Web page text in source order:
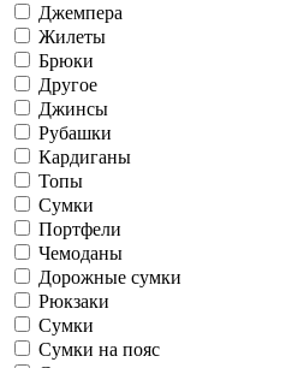
Джемпера
Жилеты
Брюки
Другое
Джинсы
Рубашки
Кардиганы
Топы
Сумки
Портфели
Чемоданы
Дорожные сумки
Рюкзаки
Сумки
Сумки на пояс